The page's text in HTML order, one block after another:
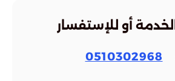
أو للإستفسار
0510302968